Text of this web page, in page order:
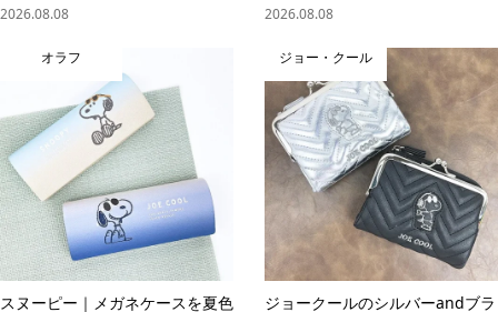
2026.08.08 2026.08.08
オラフ
スヌーピー｜メガネケースを夏色
ジョー・クール
ジョークールのシルバーandブラ
online store company info contact us share me!